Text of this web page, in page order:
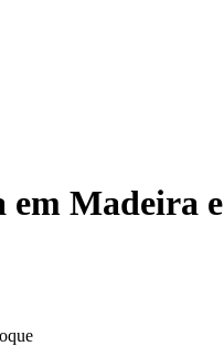
Madeira e